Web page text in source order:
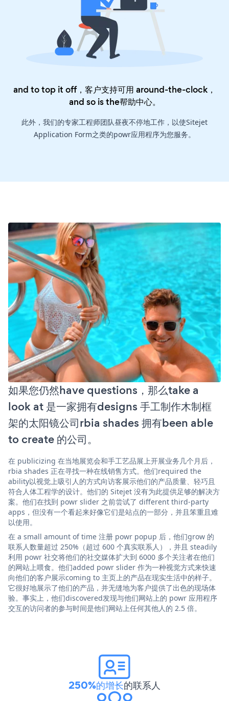
and to top it off，客户支持可用 around-the-clock，
and so is the帮助中心。
此外，我们的专家工程师团队昼夜不停地工作，以使Sitejet
Application Form之类的powr应用程序为您服务。
如果您仍然have questions，那么take a
look at 是一家拥有designs 手工制作木制框
架的太阳镜公司rbia shades 拥有been able
to create 的公司。
在 publicizing 在当地展览会和手工艺品展上开展业务几个月后，
rbia shades 正在寻找一种在线销售方式。他们required the
ability以视觉上吸引人的方式向访客展示他们的产品质量、轻巧且
符合人体工程学的设计。他们的 Sitejet 没有为此提供足够的解决方
案。他们在找到 powr slider 之前尝试了 different third-party
apps，但没有一个看起来好像它们是站点的一部分，并且笨重且难
以使用。
在 a small amount of time 注册 powr popup 后，他们grow 的
联系人数量超过 250%（超过 600 个真实联系人），并且 steadily
利用 powr 社交将他们的社交媒体扩大到 6000 多个关注者在他们
的网站上喂食。他们added powr slider 作为一种视觉方式来快速
向他们的客户展示coming to 主页上的产品在现实生活中的样子。
它很好地展示了他们的产品，并无缝地为客户提供了出色的现场体
验。事实上，他们discovered发现与他们网站上的 powr 应用程序
交互的访问者的参与时间是他们网站上任何其他人的 2.5 倍。
250%的增长的联系人